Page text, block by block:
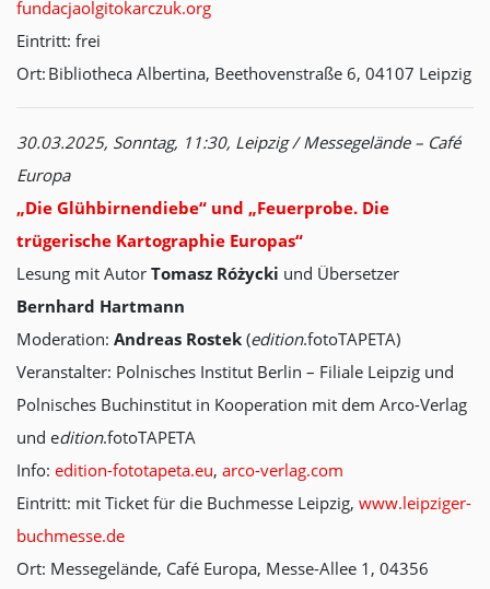
fundacjaolgitokarczuk.org
Eintritt: frei
Ort: Bibliotheca Albertina, Beethovenstraße 6, 04107 Leipzig
30.03.2025, Sonntag, 11:30, Leipzig / Messegelände – Café
Europa
„Die Glühbirnendiebe“ und „Feuerprobe. Die
trügerische Kartographie Europas“
Lesung mit Autor Tomasz Różycki und Übersetzer
Bernhard Hartmann
Moderation: Andreas Rostek (edition.fotoTAPETA)
Veranstalter: Polnisches Institut Berlin – Filiale Leipzig und
Polnisches Buchinstitut in Kooperation mit dem Arco-Verlag
und edition.fotoTAPETA
Info: edition-fototapeta.eu, arco-verlag.com
Eintritt: mit Ticket für die Buchmesse Leipzig, www.leipziger-
buchmesse.de
Ort: Messegelände, Café Europa, Messe-Allee 1, 04356